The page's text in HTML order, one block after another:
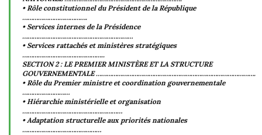
• Rôle constitutionnel du Président de la République
……………………………….
• Services internes de la Présidence
………………………………………………………
• Services rattachés et ministères stratégiques
………………………………………..
SECTION 2 : LE PREMIER MINISTÈRE ET LA STRUCTURE
GOUVERNEMENTALE ……………………………………………………………………………….
• Rôle du Premier ministre et coordination gouvernementale
………………………
• Hiérarchie ministérielle et organisation
…………………………………………………
• Adaptation structurelle aux priorités nationales
………………………………………